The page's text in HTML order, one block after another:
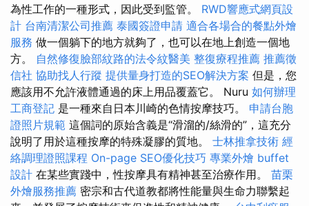
為性工作的一種形式，因此受到監管。 RWD響應式網頁設
計 台南清潔公司推薦 泰國簽證申請 適合各場合的餐點外燴
服務 做一個躺下的地方就夠了，也可以在地上創造一個地
方。 自然修復臉部紋路的法令紋醫美 整復療程推薦 推薦徵
信社 協助找人行蹤 提供量身打造的SEO解決方案 但是，您
應該用不允許液體通過的床上用品覆蓋它。 Nuru 如何辦理
工商登記 是一種來自日本川崎的色情按摩技巧。 申請台胞
證照片規範 這個詞的原始含義是“滑溜的/絲滑的”，這充分
說明了用於這種按摩的特殊凝膠的質地。 士林推拿技術 經
絡調理證照課程 On-page SEO優化技巧 專業外燴 buffet
設計 在某些實踐中，性按摩具有精神甚至治療作用。 苗栗
外燴服務推薦 密宗和古代道教都將性能量與生命力聯繫起